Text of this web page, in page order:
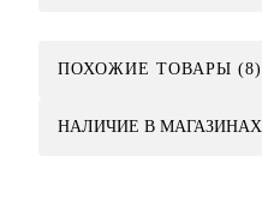
ПОХОЖИЕ ТОВАРЫ (8)
НАЛИЧИЕ В МАГАЗИНАХ